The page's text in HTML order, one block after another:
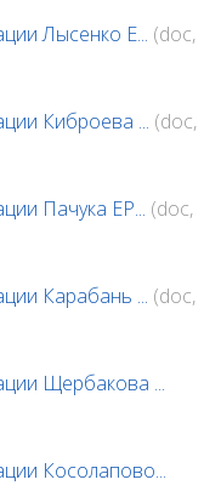
Лысенко Е... (doc,
Киброева ... (doc,
Пачука ЕР... (doc,
Карабань ... (doc,
Щербакова ...
Косолапово...